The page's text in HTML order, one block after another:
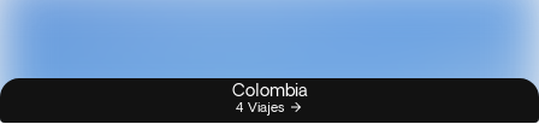
Colombia
4 Viajes